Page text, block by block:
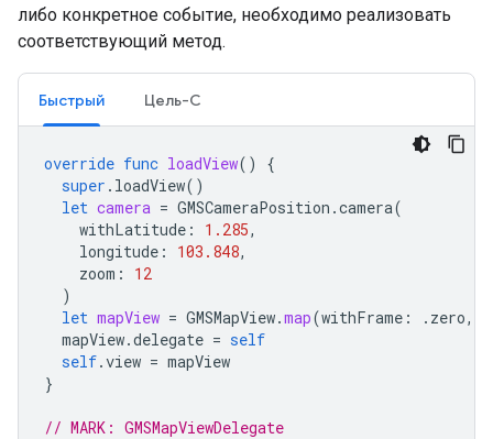
либо конкретное событие, необходимо реализовать
соответствующий метод.
Быстрый Цель-C
override func loadView()
{
super . loadView()
let camera = GMSCameraPosition .camera(
withLatitude : 1.285,
longitude : 103.848,
zoom :
12
)
let mapView = GMSMapView.map(withFrame : . zero,
mapView.delegate = self
self.view = mapView
}
// MARK: GMSMapViewDelegate